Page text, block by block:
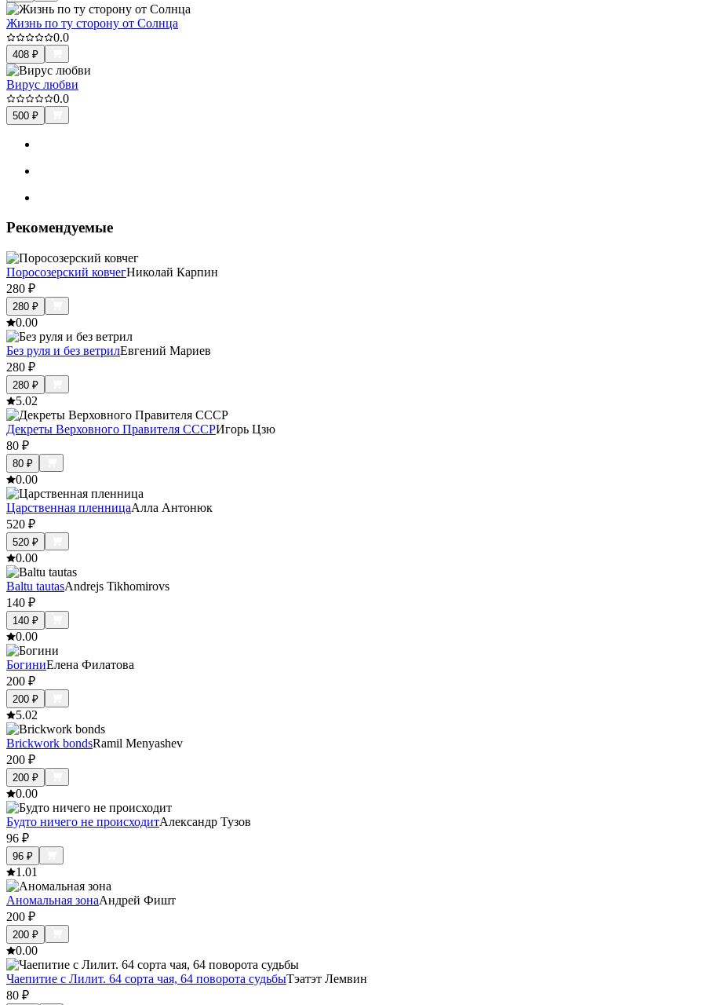
Жизнь по ту сторону от Солнца
0.0
408 ₽
Вирус любви
0.0
500 ₽
Рекомендуемые
Поросозерский ковчегНиколай Карпин
280 ₽
280 ₽
0.00
Без руля и без ветрилЕвгений Мариев
280 ₽
280 ₽
5.02
Декреты Верховного Правителя СССРИгорь Цзю
80 ₽
80 ₽
0.00
Царственная пленницаАлла Антонюк
520 ₽
520 ₽
0.00
Baltu tautasAndrejs Tikhomirovs
140 ₽
140 ₽
0.00
БогиниЕлена Филатова
200 ₽
200 ₽
5.02
Brickwork bondsRamil Menyashev
200 ₽
200 ₽
0.00
Будто ничего не происходитАлександр Тузов
96 ₽
96 ₽
1.01
Аномальная зонаАндрей Фишт
200 ₽
200 ₽
0.00
Чаепитие с Лилит. 64 сорта чая, 64 поворота судьбыТэатэт Лемвин
80 ₽